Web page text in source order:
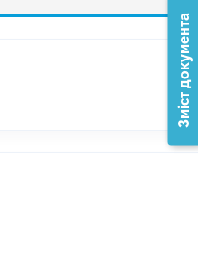
Зміст документа